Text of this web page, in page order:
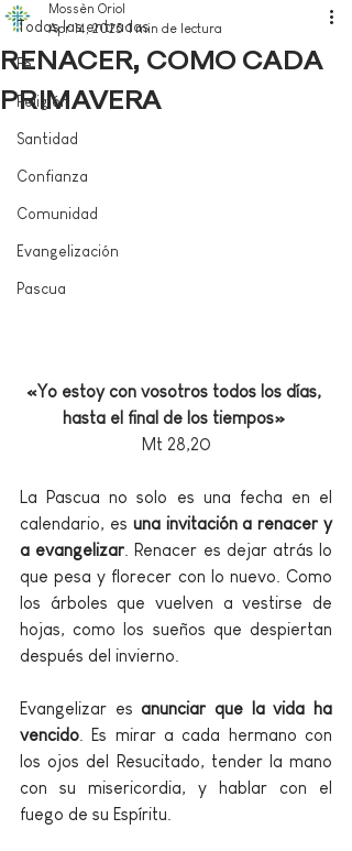
Todas las entradas
Fe
Religión
Santidad
Confianza
Comunidad
Evangelización
Pascua
RENACER, COMO CADA
PRIMAVERA
Mossèn Oriol
Apr 14, 2025 1 min de lectura
«Yo estoy con vosotros todos los días,
hasta el final de los tiempos»ª
Mt 28,20
La Pascua no solo es una fecha en el
calendario, es una invitación a renacer y
a evangelizar . Renacer es dejar atrás lo
que pesa y florecer con lo nuevo. Como
los árboles que vuelven a vestirse de
hojas, como los sueños que despiertan
después del invierno.
Evangelizar es anunciar que la vida ha
vencido . Es mirar a cada hermano con
los ojos del Resucitado, tender la mano
con su misericordia, y hablar con el
fuego de su Espíritu.